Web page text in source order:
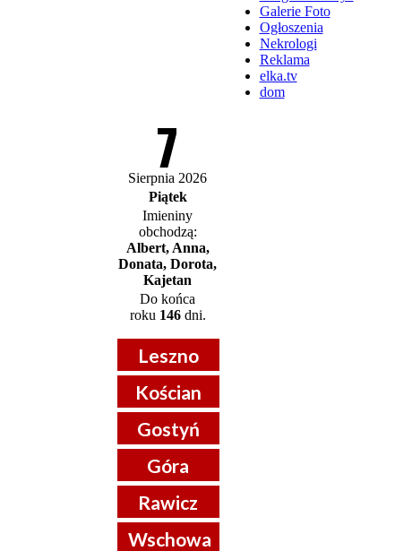
Galerie Foto
Ogłoszenia
Nekrologi
Reklama
elka.tv
dom
7
Sierpnia 2026
Piątek
Imieniny
obchodzą:
Albert, Anna,
Donata, Dorota,
Kajetan
Do końca
roku 146dni.
Leszno
Kościan
Gostyń
Góra
Rawicz
Wschowa